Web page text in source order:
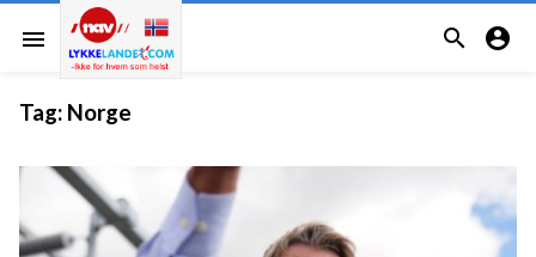
menu  
Tag: Norge